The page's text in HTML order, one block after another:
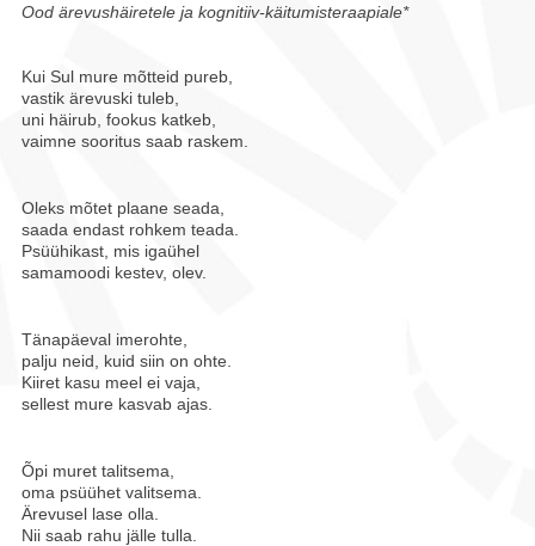
Ood ärevushäiretele ja kognitiiv-käitumisteraapiale*
Kui Sul mure mõtteid pureb,
vastik ärevuski tuleb,
uni häirub, fookus katkeb,
vaimne sooritus saab raskem.
Oleks mõtet plaane seada,
saada endast rohkem teada.
Psüühikast, mis igaühel
samamoodi kestev, olev.
Tänapäeval imerohte,
palju neid, kuid siin on ohte.
Kiiret kasu meel ei vaja,
sellest mure kasvab ajas.
Õpi muret talitsema,
oma psüühet valitsema.
Ärevusel lase olla.
Nii saab rahu jälle tulla.